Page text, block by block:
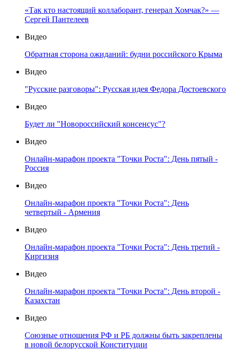
«Так кто настоящий коллаборант, генерал Хомчак?» —
Сергей Пантелеев
Видео
Обратная сторона ожиданий: будни российского Крыма
Видео
"Русские разговоры": Русская идея Федора Достоевского
Видео
Будет ли "Новороссийский консенсус"?
Видео
Онлайн-марафон проекта "Точки Роста": День пятый -
Россия
Видео
Онлайн-марафон проекта "Точки Роста": День
четвертый - Армения
Видео
Онлайн-марафон проекта "Точки Роста": День третий -
Киргизия
Видео
Онлайн-марафон проекта "Точки Роста": День второй -
Казахстан
Видео
Союзные отношения РФ и РБ должны быть закреплены
в новой белорусской Конституции